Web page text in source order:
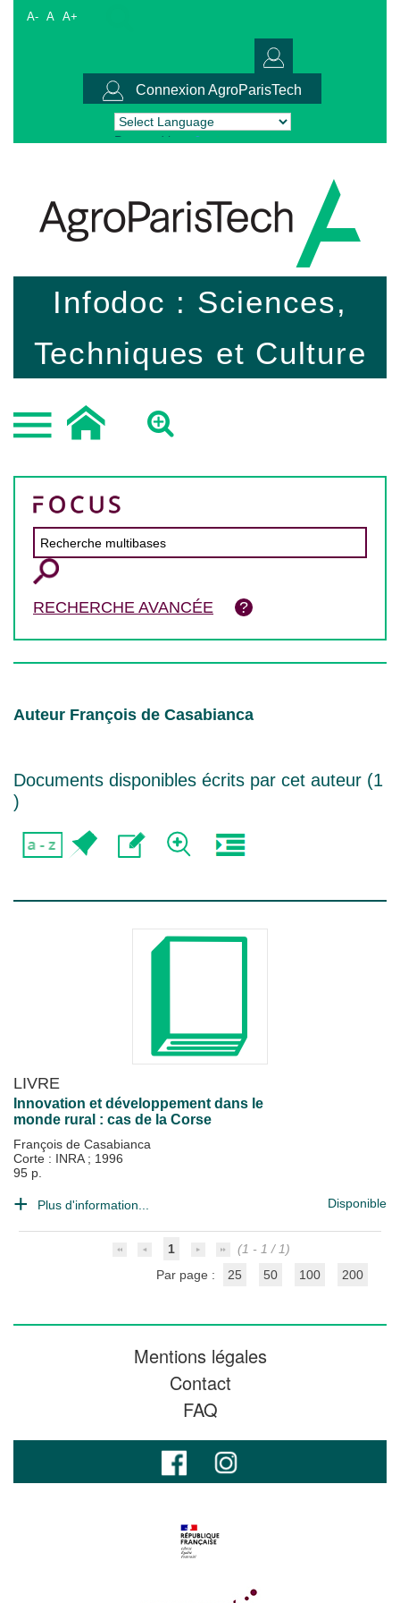
A- A A+
Connexion AgroParisTech
Powered by Translate
Infodoc : Sciences,
Techniques et Culture
RECHERCHE AVANCÉE
Auteur François de Casabianca
Documents disponibles écrits par cet auteur (1
)
LIVRE
Innovation et développement dans le
monde rural : cas de la Corse
François de Casabianca
Corte : INRA ; 1996
95 p.
Plus d'information... Disponible
1
(1 - 1 / 1)
Par page :
25 50 100 200
Mentions légales
Contact
FAQ